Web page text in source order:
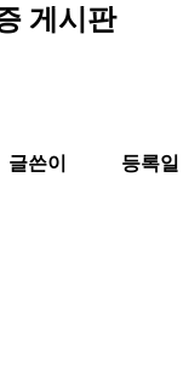
게시판
글쓴이 등록일